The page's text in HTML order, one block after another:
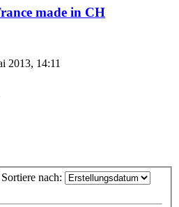
made in CH
2013, 14:11
Sortiere nach: